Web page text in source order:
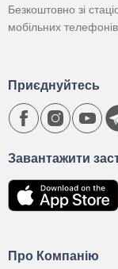
Безкоштовно зі
мобільних телефонів
Про Компанію
Завантажити
Приєднуйтесь